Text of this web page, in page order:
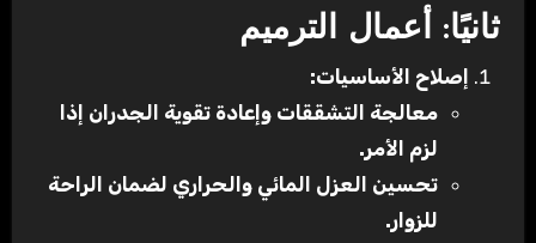
ثانيًا: أعمال الترميم
إصلاح الأساسيات:
معالجة التشققات وإعادة تقوية الجدران إذا
لزم الأمر.
تحسين العزل المائي والحراري لضمان الراحة
للزوار.